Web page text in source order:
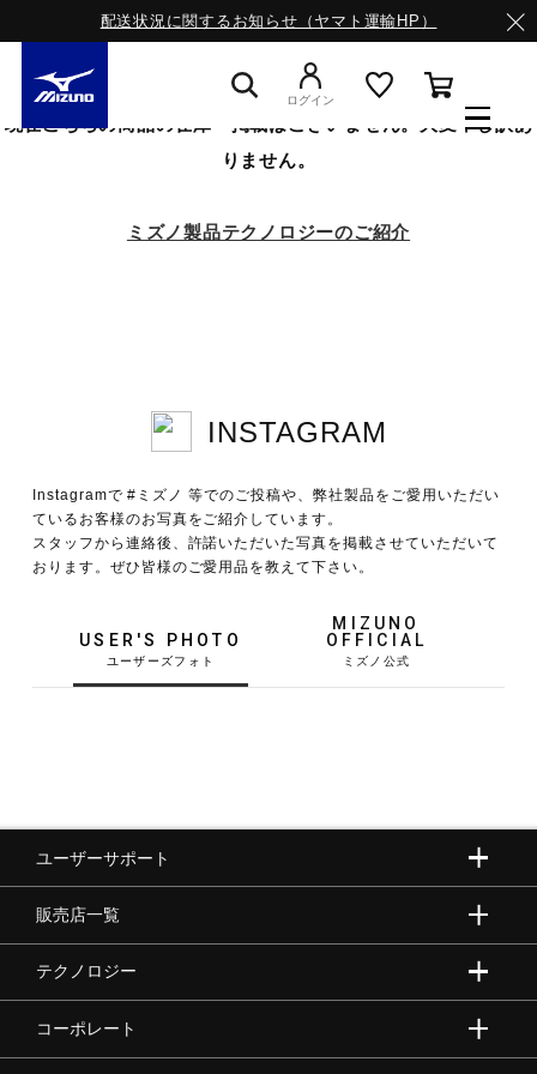
配送状況に関するお知らせ（ヤマト運輸HP）
ランニング
サッカー／フットサル
トレーニング
ゴルフ
スイム
ログイン
現在こちらの商品の在庫・掲載はございません。大変申し訳あ
りません。
ミズノ製品テクノロジーのご紹介
INSTAGRAM
Instagramで #ミズノ 等でのご投稿や、弊社製品をご愛用いただい
ているお客様のお写真をご紹介しています。
スタッフから連絡後、許諾いただいた写真を掲載させていただいて
おります。ぜひ皆様のご愛用品を教えて下さい。
USER'S PHOTO
MIZUNO
OFFICIAL
ユーザーサポート
販売店一覧
テクノロジー
コーポレート